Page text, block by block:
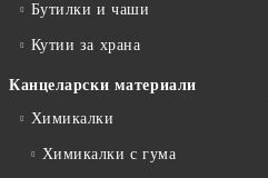
Бутилки и чаши
Кутии за храна
Канцеларски материали
Химикалки
Химикалки с гума